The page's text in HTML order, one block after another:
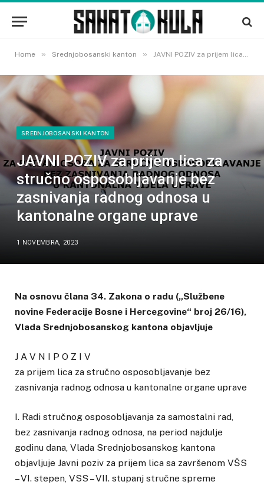
Home » Srednjobosanski kanton » JAVNI POZIV za prijem lica za stručno osposobljavanje bez zasnivanja radnog odnosa u kantonalne organe uprave
SREDNJOBOSANSKI KANTON
JAVNI POZIV za prijem lica za
stručno osposobljavanje bez
zasnivanja radnog odnosa u
kantonalne organe uprave
1 NOVEMBRA, 2023
Na osnovu člana 34. Zakona o radu („Službene
novine Federacije Bosne i Hercegovine“ broj 26/16),
Vlada Srednjobosanskog kantona objavljuje
J A V N I P O Z I V
za prijem lica za stručno osposobljavanje bez
zasnivanja radnog odnosa u kantonalne organe uprave
I. Radi stručnog osposobljavanja za samostalni rad,
bez zasnivanja radnog odnosa, na period najdulje
godinu dana, Vlada Srednjobosanskog kantona
objavljuje Javni poziv za prijem lica sa završenom VŠS
– VI. stepen, VSS – VII. stupanj stručne spreme